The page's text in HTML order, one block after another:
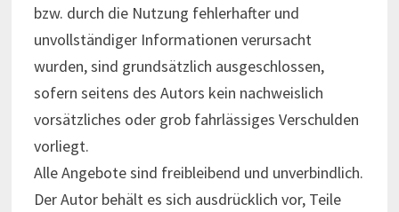
bzw. durch die Nutzung fehlerhafter und
unvollständiger Informationen verursacht
wurden, sind grundsätzlich ausgeschlossen,
sofern seitens des Autors kein nachweislich
vorsätzliches oder grob fahrlässiges Verschulden
vorliegt.
Alle Angebote sind freibleibend und unverbindlich.
Der Autor behält es sich ausdrücklich vor, Teile